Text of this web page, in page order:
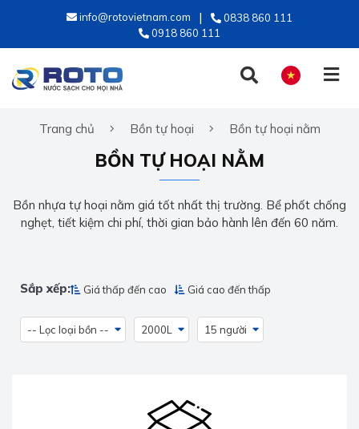
info@rotovietnam.com
0838 860 111
0918 860 111
TIẾNG VIỆT
Trang chủ Bồn tự hoại Bồn tự hoại nằm
BỒN TỰ HOẠI NẰM
Bồn nhựa tự hoại nằm giá tốt nhất thị trường. Bể phốt chống
nghẹt, tiết kiệm chi phí, thời gian bảo hành lên đến 60 năm.
Sắp xếp: Giá thấp đến cao Giá cao đến thấp
-- Lọc loại bồn -- 2000L 15 người